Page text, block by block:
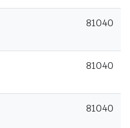
81040
81040
81040